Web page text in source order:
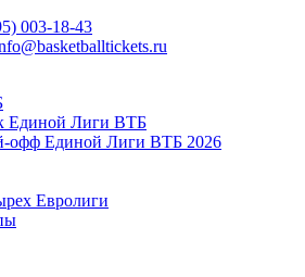
003-18-43
Единой Лиги ВТБ
офф Единой Лиги ВТБ 2026
Евролиги